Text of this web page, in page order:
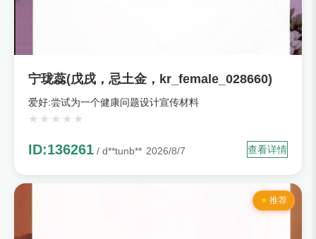
宁珑蕊(戊戌，忌土金，kr_female_028660)
爱好:尝试为一个健康问题设计宣传材料
ID:136261 / d**tunb** 2026/8/7 查看详情
推荐